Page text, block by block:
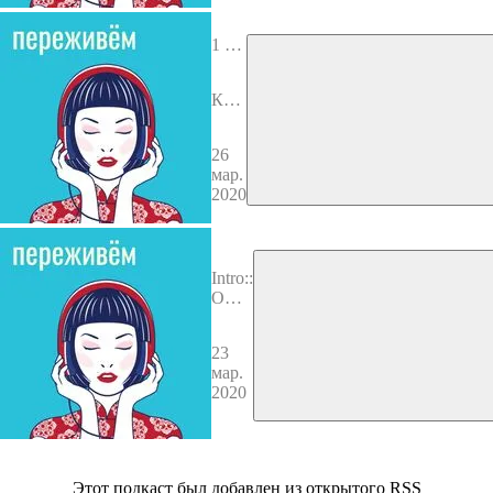
сидя
1 вы
Как
ь тр
идц
атил
26
мар.
2020
Intro::
О
мы?
23
мар.
2020
Этот подкаст был добавлен из открытого RSS